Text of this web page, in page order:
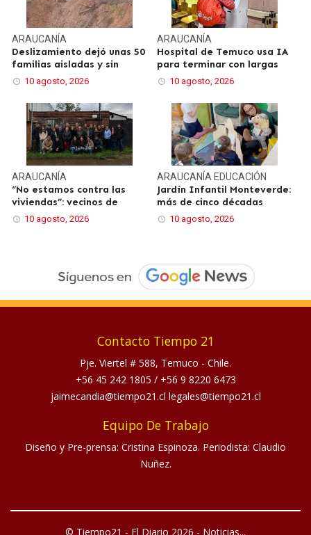
ARAUCANÍA
Deslizamiento dejó unas 50
familias aisladas y sin
10 agosto, 2026
ARAUCANÍA
Hospital de Temuco usa IA
para terminar con largas
10 agosto, 2026
ARAUCANÍA
“No estamos contra las
viviendas”: vecinos de
10 agosto, 2026
ARAUCANÍA EDUCACIÓN
Jardín Infantil Monteverde:
más de cinco décadas
10 agosto, 2026
Contacto Tiempo 21
Pje. Viertel # 588, Temuco - Chile.
+56 45 242 1805 / +56 9 8220 6473
jaimecandia@tiempo21.cl legales@tiempo21.cl
Equipo De Trabajo
Diseño y Pre-prensa: Cristina Espinoza. Periodista: Claudio
Nuñez.
© Tiempo21 - El Diario 2026 - Noticias...